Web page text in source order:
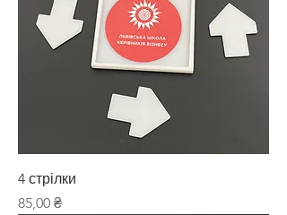
4 стрілки
Ціна
85,00 ₴